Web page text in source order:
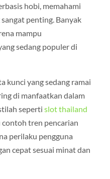
hobi, memahami
penting. Banyak
mampu
sedang populer di
kunci yang sedang ramai
di manfaatkan dalam
seperti slot thailand
contoh tren pencarian
perilaku pengguna
cepat sesuai minat dan